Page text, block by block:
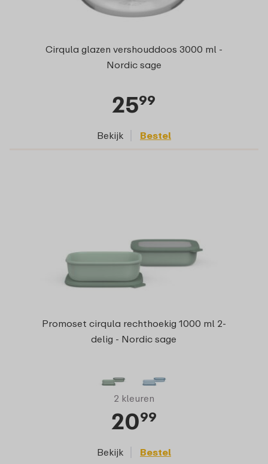
Cirqula glazen vershouddoos 3000 ml -
Nordic sage
2599
Bekijk Bestel
Promoset cirqula rechthoekig 1000 ml 2-
delig - Nordic sage
2 kleuren
2099
Bekijk Bestel